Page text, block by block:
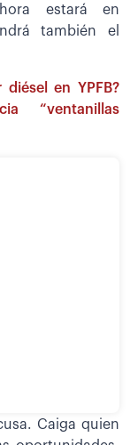
estará en
también el
en YPFB?
“ventanillas
Caiga quien